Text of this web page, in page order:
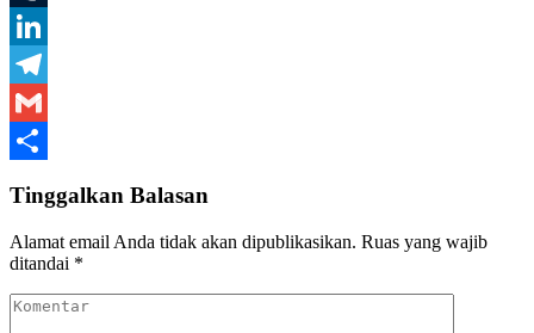
Tumblr
LinkedIn
Telegram
Gmail
Tinggalkan Balasan
Alamat email Anda tidak akan dipublikasikan. Ruas yang wajib
ditandai *